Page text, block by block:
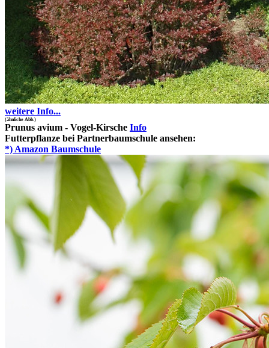
weitere Info...
(ähnliche Abb.)
Prunus avium - Vogel-Kirsche Info
Futterpflanze bei Partnerbaumschule ansehen:
*) Amazon Baumschule